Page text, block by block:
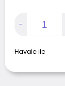
Havale ile